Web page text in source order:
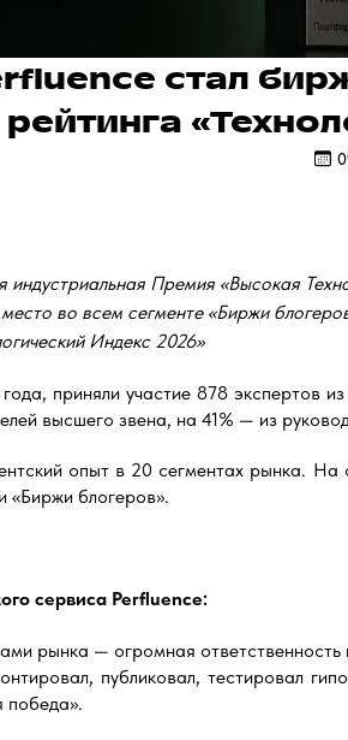
стал
рейтинга
индустриальная Премия «Высокая
во всем сегменте «Биржи
Индекс 2026»
приняли участие 878 экспертов
высшего звена, на 41% — из
опыт в 20 сегментах рынка.
«Биржи блогеров».
сервиса Perfluence:
рынка — огромная
публиковал, тестировал
победа».